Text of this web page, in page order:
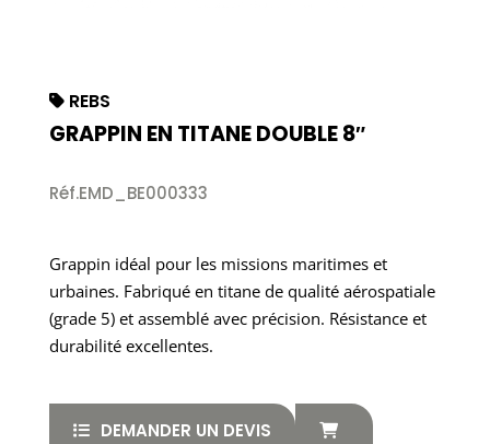
REBS
GRAPPIN EN TITANE DOUBLE 8″
Réf.EMD_BE000333
Grappin idéal pour les missions maritimes et
urbaines. Fabriqué en titane de qualité aérospatiale
(grade 5) et assemblé avec précision. Résistance et
durabilité excellentes.
DEMANDER UN DEVIS